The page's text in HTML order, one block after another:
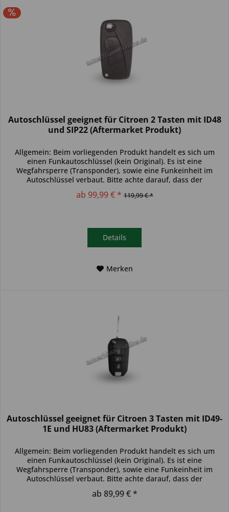
Autoschlüssel geeignet für Citroen 2 Tasten mit ID48
und SIP22 (Aftermarket Produkt)
Allgemein: Beim vorliegenden Produkt handelt es sich um
einen Funkautoschlüssel (kein Original). Es ist eine
Wegfahrsperre (Transponder), sowie eine Funkeinheit im
Autoschlüssel verbaut. Bitte achte darauf, dass der
Autoschlüssel deinem...
ab 99,99 € * 119,99 € *
Details
Merken
Autoschlüssel geeignet für Citroen 3 Tasten mit ID49-
1E und HU83 (Aftermarket Produkt)
Allgemein: Beim vorliegenden Produkt handelt es sich um
einen Funkautoschlüssel (kein Original). Es ist eine
Wegfahrsperre (Transponder), sowie eine Funkeinheit im
Autoschlüssel verbaut. Bitte achte darauf, dass der
Autoschlüssel deinem...
ab 89,99 € *